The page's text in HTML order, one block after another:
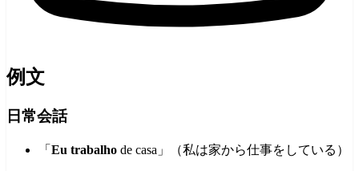
例文
日常会話
「 Eu trabalho de casa」（私は家から仕事をしている）